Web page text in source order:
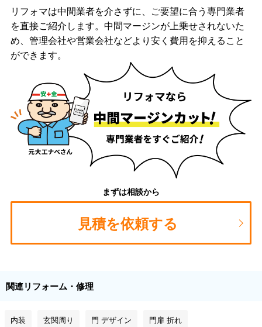
リフォマは中間業者を介さずに、ご要望に合う専門業者
を直接ご紹介します。中間マージンが上乗せされないた
め、管理会社や営業会社などより安く費用を抑えること
ができます。
まずは相談から
見積を依頼する
関連リフォーム・修理
内装 玄関周り 門 デザイン 門扉 折れ